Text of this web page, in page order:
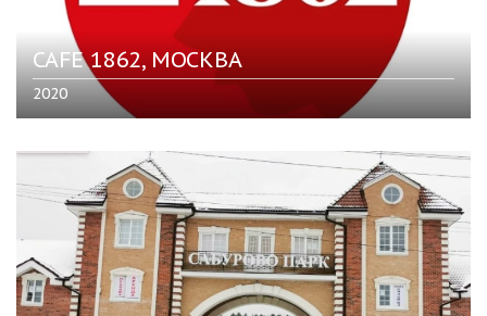
CAFE 1862, МОСКВА
2020